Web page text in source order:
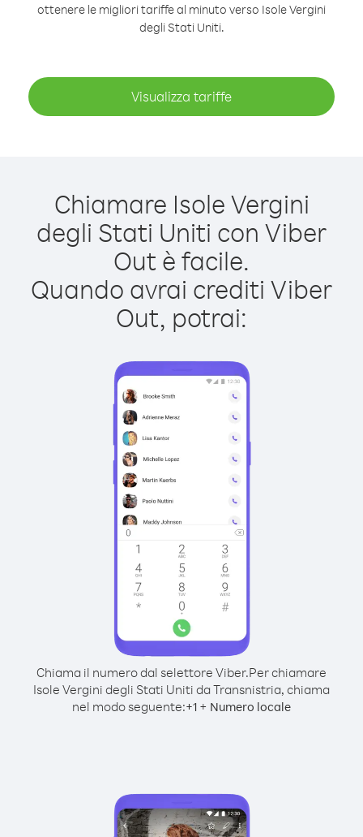
ottenere le migliori tariffe al minuto verso Isole Vergini
degli Stati Uniti.
Visualizza tariffe
Chiamare Isole Vergini
degli Stati Uniti con Viber
Out è facile.
Quando avrai crediti Viber
Out, potrai:
Chiama il numero dal selettore Viber.Per chiamare
Isole Vergini degli Stati Uniti da Transnistria, chiama
nel modo seguente:+1 + Numero locale